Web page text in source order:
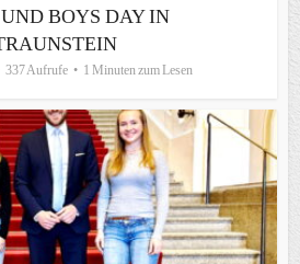
BOYS DAY IN
337 Aufrufe 1 Minuten zum Lesen